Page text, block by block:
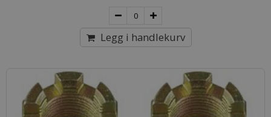
Legg i handlekurv